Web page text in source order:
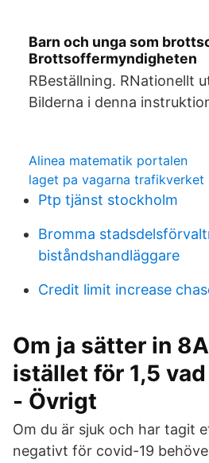
Barn och unga som
Brottsoffermyndigheten
RBeställning. RNationellt
Bilderna i denna
Alinea matematik portalen
laget pa vagarna trafikverket
Ptp tjänst stockholm
Bromma
biståndshandläggare
Credit limit increase
Om ja sätter in
istället för 1,5
- Övrigt
Om du är sjuk och har tagit
negativt för covid-19